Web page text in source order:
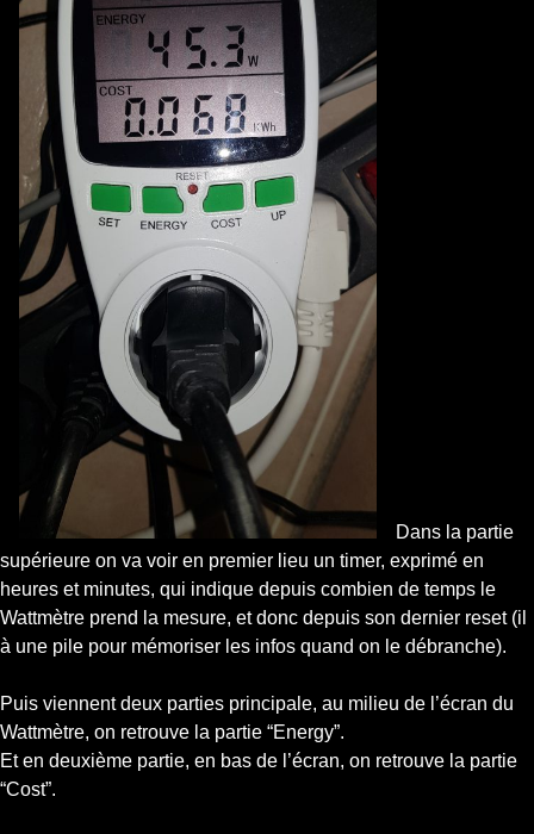
Dans la partie
supérieure on va voir en premier lieu un timer, exprimé en
heures et minutes, qui indique depuis combien de temps le
Wattmètre prend la mesure, et donc depuis son dernier reset (il
à une pile pour mémoriser les infos quand on le débranche).
Puis viennent deux parties principale, au milieu de l’écran du
Wattmètre, on retrouve la partie “Energy”.
Et en deuxième partie, en bas de l’écran, on retrouve la partie
“Cost”.